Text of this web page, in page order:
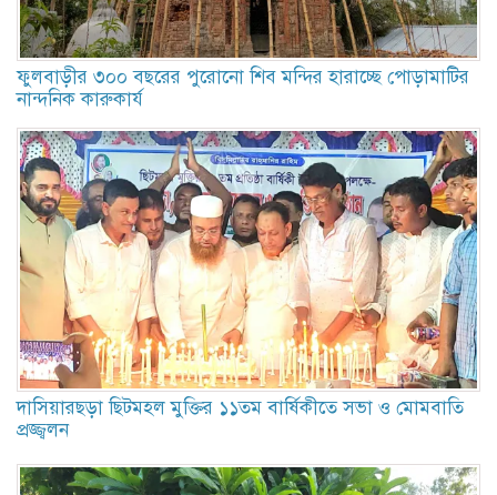
ফুলবাড়ীর ৩০০ বছরের পুরোনো শিব মন্দির হারাচ্ছে পোড়ামাটির
নান্দনিক কারুকার্য
দাসিয়ারছড়া ছিটমহল মুক্তির ১১তম বার্ষিকীতে সভা ও মোমবাতি
প্রজ্জ্বলন